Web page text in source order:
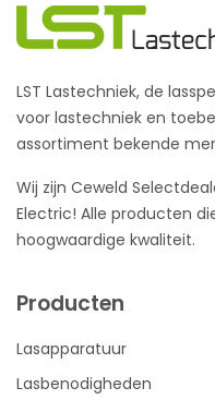
LST Lastechniek, de
voor lastechniek en
assortiment bekende
Wij zijn Ceweld
Electric! Alle producten
hoogwaardige kwaliteit.
Producten
Lasapparatuur
Lasbenodigheden